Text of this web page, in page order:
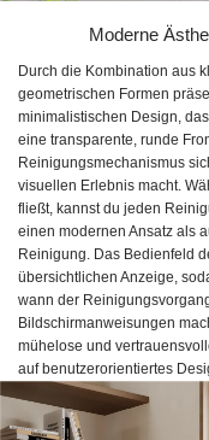
Moderne
Durch die Kombination aus
geometrischen Formen
minimalistischen Design,
eine transparente, runde
Reinigungsmechanismus
visuellen Erlebnis macht.
fließt, kannst du jeden
einen modernen Ansatz als
Reinigung. Das Bedienfeld
übersichtlichen Anzeige,
wann der
Bildschirmanweisungen
mühelose und
auf benutzerorientiertes